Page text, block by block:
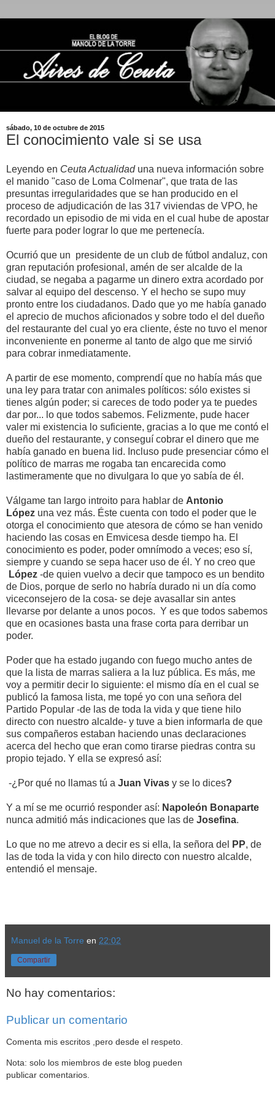
sábado, 10 de octubre de 2015
El conocimiento vale si se usa
Leyendo en Ceuta Actualidaduna nueva información sobre
el manido "caso de Loma Colmenar", que trata de las
presuntas irregularidades que se han producido en el
proceso de adjudicación de las 317 viviendas de VPO, he
recordado un episodio de mi vida en el cual hube de apostar
fuerte para poder lograr lo que me pertenecía.
Ocurrió que un presidente de un club de fútbol andaluz, con
gran reputación profesional, amén de ser alcalde de la
ciudad, se negaba a pagarme un dinero extra acordado por
salvar al equipo del descenso. Y el hecho se supo muy
pronto entre los ciudadanos. Dado que yo me había ganado
el aprecio de muchos aficionados y sobre todo el del dueño
del restaurante del cual yo era cliente, éste no tuvo el menor
inconveniente en ponerme al tanto de algo que me sirvió
para cobrar inmediatamente.
A partir de ese momento, comprendí que no había más que
una ley para tratar con animales políticos: sólo existes si
tienes algún poder; si careces de todo poder ya te puedes
dar por... lo que todos sabemos. Felizmente, pude hacer
valer mi existencia lo suficiente, gracias a lo que me contó el
dueño del restaurante, y conseguí cobrar el dinero que me
había ganado en buena lid. Incluso pude presenciar cómo el
político de marras me rogaba tan encarecida como
lastimeramente que no divulgara lo que yo sabía de él.
Válgame tan largo introito para hablar de Antonio
López una vez más. Éste cuenta con todo el poder que le
otorga el conocimiento que atesora de cómo se han venido
haciendo las cosas en Emvicesa desde tiempo ha. El
conocimiento es poder, poder omnímodo a veces; eso sí,
siempre y cuando se sepa hacer uso de él. Y no creo que
López -de quien vuelvo a decir que tampoco es un bendito
de Dios, porque de serlo no habría durado ni un día como
viceconsejero de la cosa- se deje avasallar sin antes
llevarse por delante a unos pocos. Y es que todos sabemos
que en ocasiones basta una frase corta para derribar un
poder.
Poder que ha estado jugando con fuego mucho antes de
que la lista de marras saliera a la luz pública. Es más, me
voy a permitir decir lo siguiente: el mismo día en el cual se
publicó la famosa lista, me topé yo con una señora del
Partido Popular -de las de toda la vida y que tiene hilo
directo con nuestro alcalde- y tuve a bien informarla de que
sus compañeros estaban haciendo unas declaraciones
acerca del hecho que eran como tirarse piedras contra su
propio tejado. Y ella se expresó así:
-¿Por qué no llamas tú a Juan Vivas y se lo dices?
Y a mí se me ocurrió responder así: Napoleón Bonaparte
nunca admitió más indicaciones que las de Josefina.
Lo que no me atrevo a decir es si ella, la señora del PP, de
las de toda la vida y con hilo directo con nuestro alcalde,
entendió el mensaje.
Manuel de la Torre en 22:02
Compartir
No hay comentarios:
Publicar un comentario
Comenta mis escritos ,pero desde el respeto.
Nota: solo los miembros de este blog pueden
publicar comentarios.